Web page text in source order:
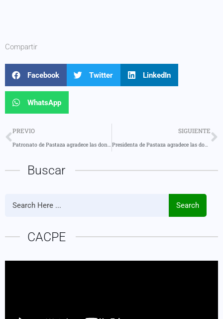
Compartir
Facebook Twitter LinkedIn
WhatsApp
PREVIO
Patronato de Pastaza agradece las donaciones recibidas
SIGUIENTE
Presidenta de Pastaza agradece las donaciones para la campaña Navideña
Buscar
Search
CACPE